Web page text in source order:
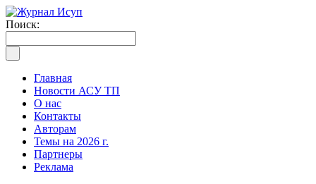
Поиск:
Главная
Новости АСУ ТП
О нас
Контакты
Авторам
Темы на 2026 г.
Партнеры
Реклама